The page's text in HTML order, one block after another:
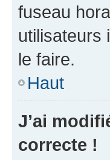
fuseau
utilisateurs
le faire.
Haut
J’ai
correcte !